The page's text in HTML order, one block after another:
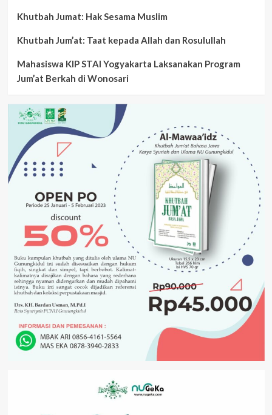
Khutbah Jumat: Hak Sesama Muslim
Khutbah Jum’at: Taat kepada Allah dan Rosulullah
Mahasiswa KIP STAI Yogyakarta Laksanakan Program
Jum’at Berkah di Wonosari